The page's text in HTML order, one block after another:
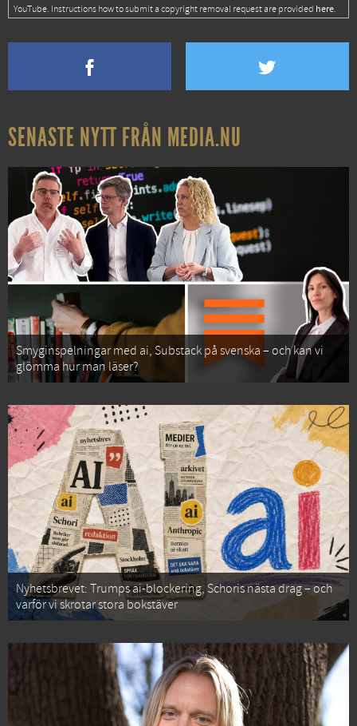
YouTube. Instructions how to submit a copyright removal request are provided here.
SENASTE NYTT FRÅN MEDIA.NU
Smyginspelningar med ai, Substack på svenska – och kan vi
glömma hur man läser?
Nyhetsbrevet: Trumps ai-blockering, Schoris nästa drag – och
varför vi skrotar stora bokstäver